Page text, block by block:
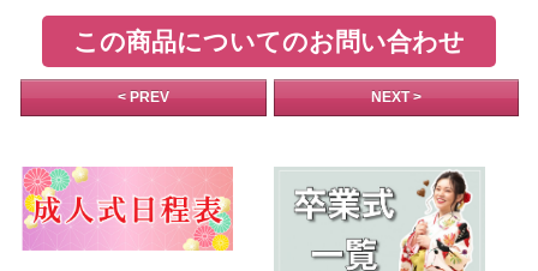
この商品についてのお問い合わせ
< PREV NEXT >